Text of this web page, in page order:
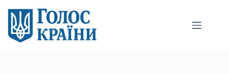
вмісту